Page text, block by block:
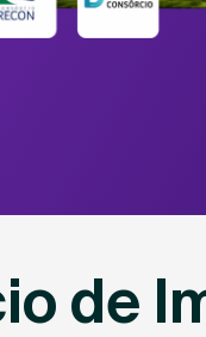
de